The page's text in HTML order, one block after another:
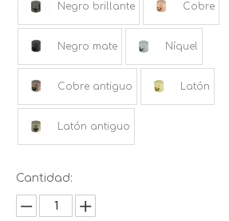
Negro brillante Cobre
Negro mate Níquel
Cobre antiguo Latón
Latón antiguo
Cantidad: